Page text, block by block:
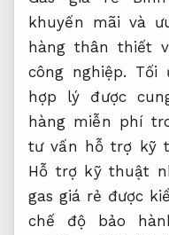
khuyến mãi và
hàng thân thiết
công nghiệp. Tối
hợp lý được
hàng miễn phí
tư vấn hỗ trợ kỹ
Hỗ trợ kỹ thuật
gas giá rẻ được
chế độ bảo